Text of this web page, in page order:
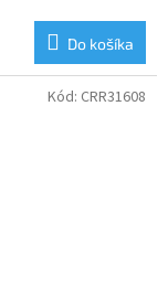
Do košíka
Kód: CRR31608